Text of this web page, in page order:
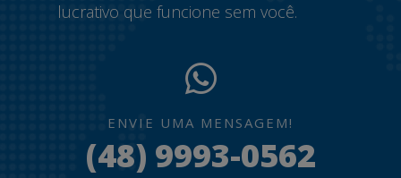
lucrativo que funcione sem você.
ENVIE UMA MENSAGEM!
(48) 9993-0562